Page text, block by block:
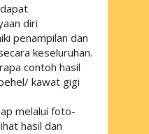
diri
penampilan dan
keseluruhan.
contoh hasil
kawat gigi
melalui foto-
hasil dan